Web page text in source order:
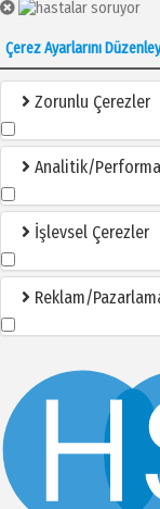
Çerez Ayarlarını
Zorunlu Çerezler
Analitik/
İşlevsel Çerezler
Reklam/